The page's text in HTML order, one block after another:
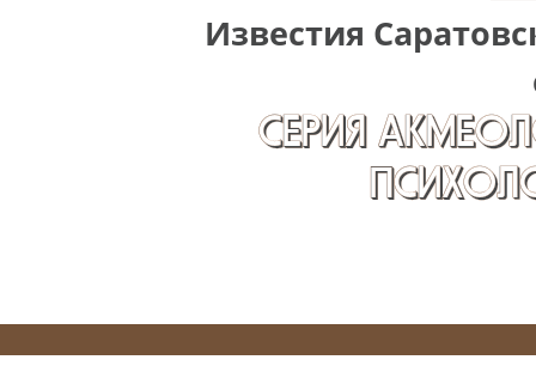
Известия
СЕРИЯ